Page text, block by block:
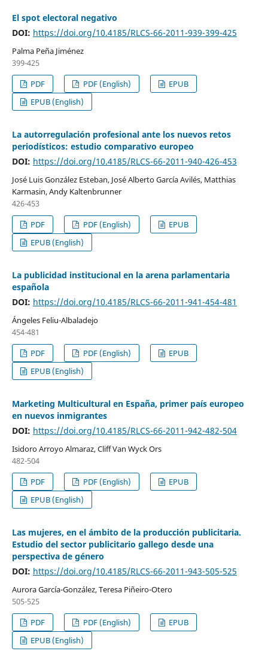
El spot electoral negativo
DOI: https://doi.org/10.4185/RLCS-66-2011-939-399-425
Palma Peña Jiménez
399-425
PDF
PDF (English)
EPUB
EPUB (English)
La autorregulación profesional ante los nuevos retos
periodísticos: estudio comparativo europeo
DOI: https://doi.org/10.4185/RLCS-66-2011-940-426-453
José Luis González Esteban, José Alberto García Avilés, Matthias
Karmasin, Andy Kaltenbrunner
426-453
PDF
PDF (English)
EPUB
EPUB (English)
La publicidad institucional en la arena parlamentaria
española
DOI: https://doi.org/10.4185/RLCS-66-2011-941-454-481
Ángeles Feliu-Albaladejo
454-481
PDF
PDF (English)
EPUB
EPUB (English)
Marketing Multicultural en España, primer país europeo
en nuevos inmigrantes
DOI: https://doi.org/10.4185/RLCS-66-2011-942-482-504
Isidoro Arroyo Almaraz, Cliff Van Wyck Ors
482-504
PDF
PDF (English)
EPUB
EPUB (English)
Las mujeres, en el ámbito de la producción publicitaria.
Estudio del sector publicitario gallego desde una
perspectiva de género
DOI: https://doi.org/10.4185/RLCS-66-2011-943-505-525
Aurora García-González, Teresa Piñeiro-Otero
505-525
PDF
PDF (English)
EPUB
EPUB (English)